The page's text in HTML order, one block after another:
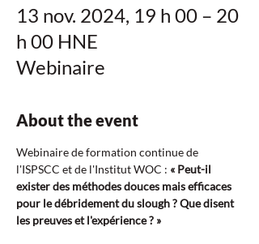
13 nov. 2024, 19 h 00 – 20
h 00 HNE
Webinaire
About the event
Webinaire de formation continue de
l'ISPSCC et de l'Institut WOC : « Peut-il
exister des méthodes douces mais efficaces
pour le débridement du slough ? Que disent
les preuves et l'expérience ? »